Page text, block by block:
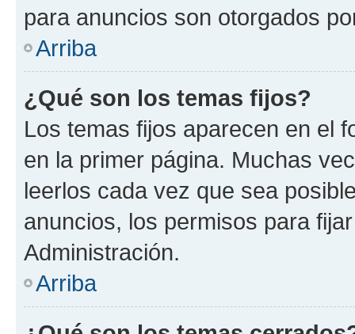
para anuncios son otorgados
Arriba
¿Qué son los temas fijos?
Los temas fijos aparecen en el
en la primer página. Muchas
leerlos cada vez que sea
anuncios, los permisos para
Administración.
Arriba